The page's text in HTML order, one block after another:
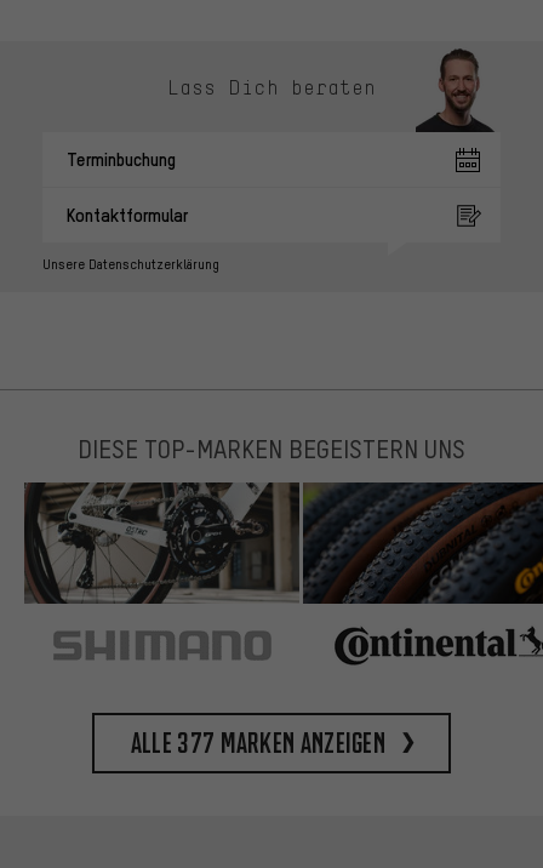
Lass Dich beraten
Terminbuchung
Kontaktformular
Unsere Datenschutzerklärung
DIESE TOP-MARKEN BEGEISTERN UNS
Alle 377 Marken anzeigen